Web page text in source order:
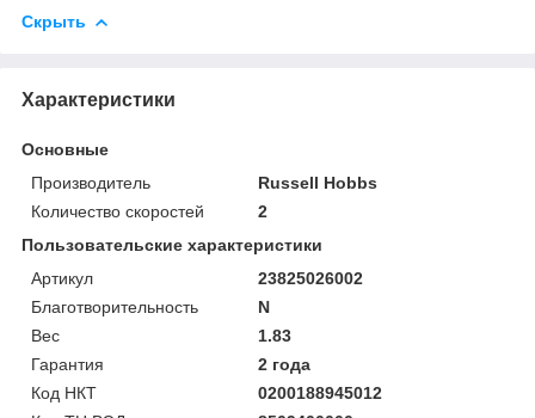
Скрыть
Характеристики
Основные
Производитель
Russell Hobbs
Количество скоростей
2
Пользовательские характеристики
Артикул
23825026002
Благотворительность
N
Вес
1.83
Гарантия
2 года
Код НКТ
0200188945012